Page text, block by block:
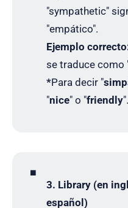
"sympathetic"
"empático".
Ejemplo
se traduce como
*Para decir "
"nice" o "friendly".
◾
3. Library (en
español)